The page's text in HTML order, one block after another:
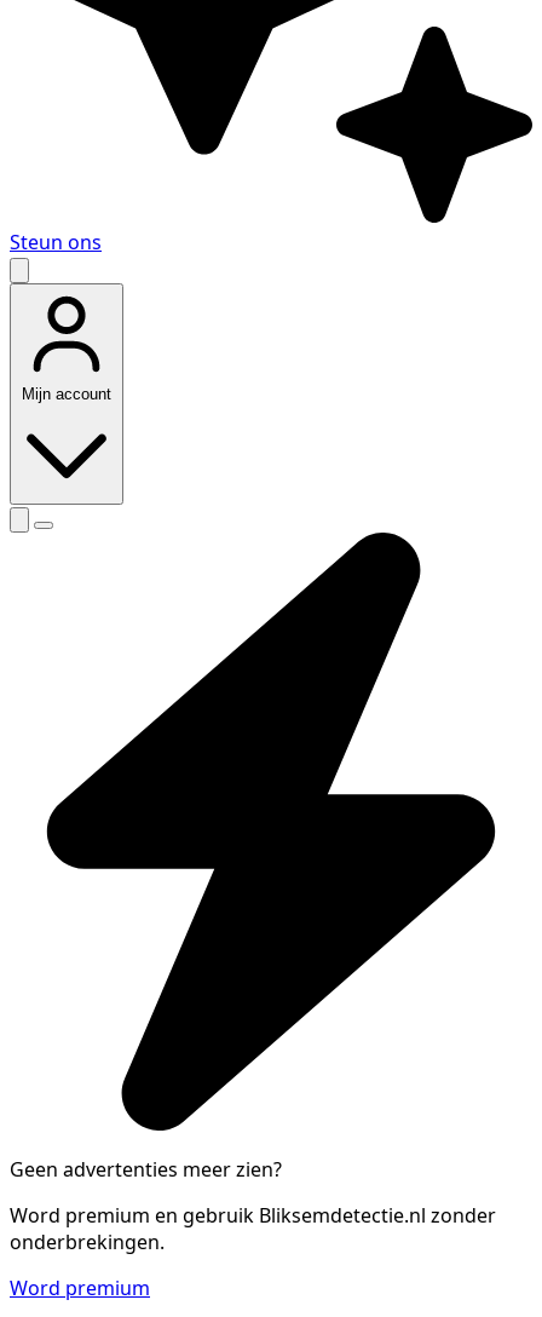
Steun ons
Mijn account
Geen advertenties meer zien?
Word premium en gebruik Bliksemdetectie.nl zonder
onderbrekingen.
Word premium